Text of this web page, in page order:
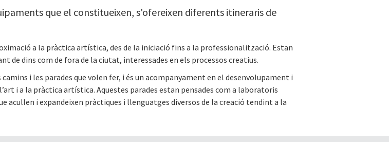
que el constitueixen, s'ofereixen diferents itineraris de
a la pràctica artística, des de la iniciació fins a la professionalització. Estan
dins com de fora de la ciutat, interessades en els processos creatius.
i les parades que volen fer, i és un acompanyament en el desenvolupament i
i a la pràctica artística. Aquestes parades estan pensades com a laboratoris
acullen i expandeixen pràctiques i llenguatges diversos de la creació tendint a la